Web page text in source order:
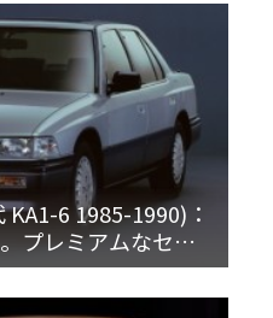
6 1985-1990)：
プレミアムなセダ